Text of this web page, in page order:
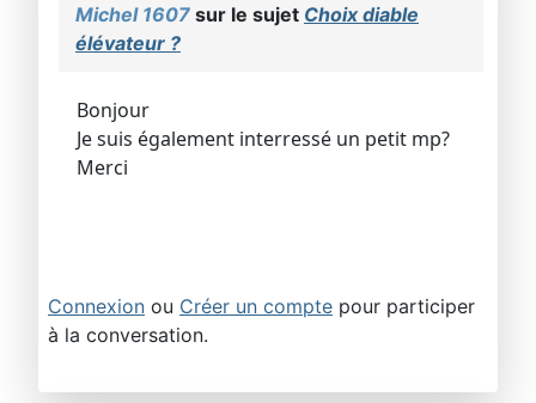
Michel 1607 sur le sujet Choix diable
élévateur ?
Bonjour
Je suis également interressé un petit mp?
Merci
Connexion ou Créer un compte pour participer
à la conversation.